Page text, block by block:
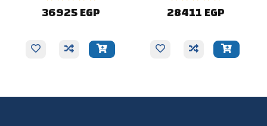
36925 EGP 28411 EGP